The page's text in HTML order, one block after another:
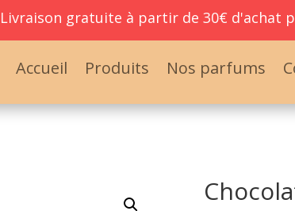
Livraison gratuite à partir de 30€ d'achat
Accueil Produits Nos parfums